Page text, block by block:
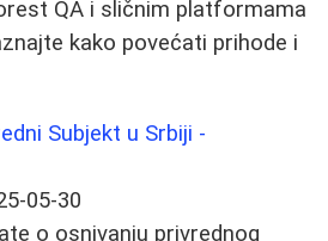
QA i sličnim platformama
kako povećati prihode i
Subjekt u Srbiji -
05-30
o osnivanju privrednog